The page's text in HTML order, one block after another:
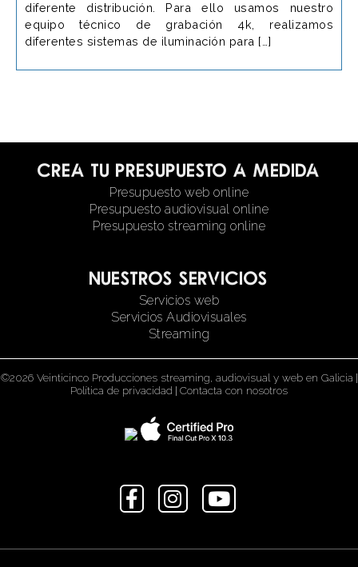
diferente distribución. Para ello usamos nuestro
equipo técnico de grabación 4k, realizamos
diferentes sistemas de iluminación para […]
Crea tu presupuesto a medida
Presupuesto web online
Presupuesto audiovisual online
Presupuesto streaming online
Nuestros servicios
Servicios web
Servicios Audiovisuales
Streaming
©2026 Veinticinco Producciones streaming, audiovisual y web en Galicia |
Política de privacidad | Contacta con nosotros